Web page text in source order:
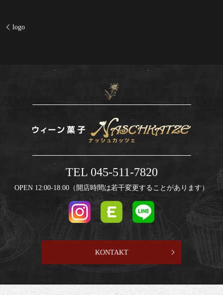
logo
TEL 045-511-7820
OPEN 12:00-18:00（開店時間は若干変更することがあります）
KONTAKT